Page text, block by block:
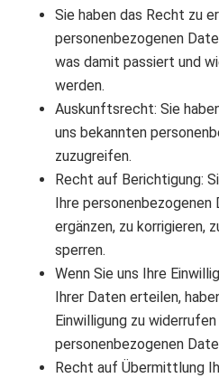
Sie haben das Recht zu
personenbezogenen
was damit passiert und
werden.
Auskunftsrecht: Sie
uns bekannten
zuzugreifen.
Recht auf Berichtigung:
Ihre
ergänzen, zu korrigieren,
sperren.
Wenn Sie uns Ihre
Ihrer Daten erteilen,
Einwilligung zu
personenbezogenen
Recht auf Übermittlung